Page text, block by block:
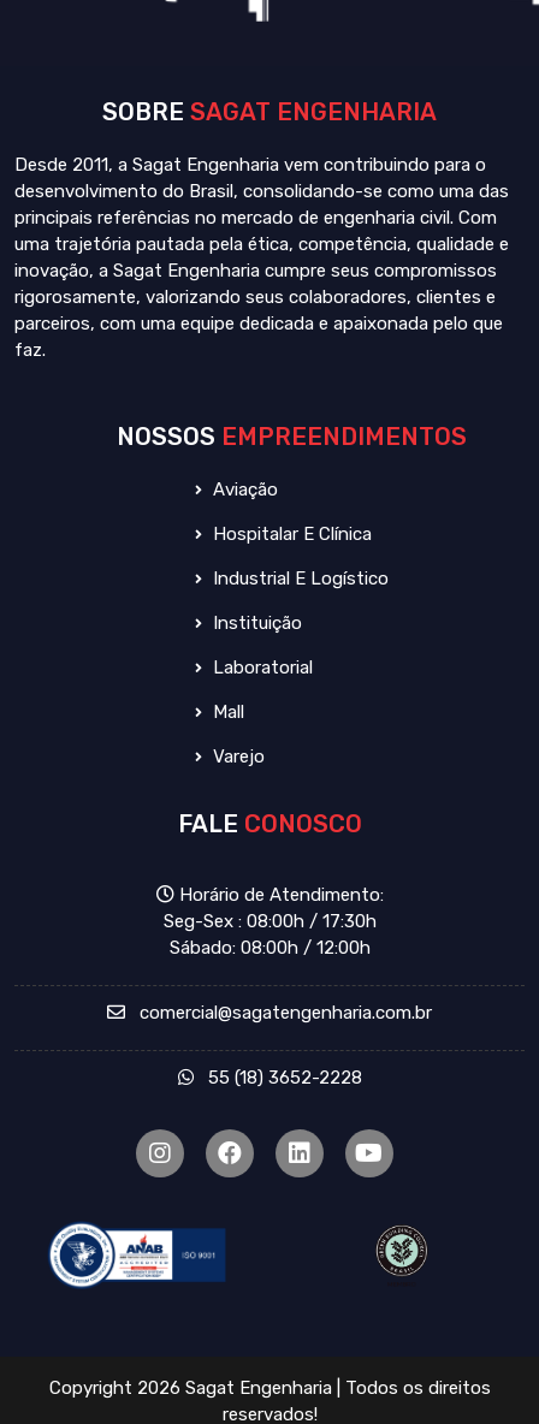
SOBRE SAGAT ENGENHARIA
Desde 2011, a Sagat Engenharia vem contribuindo para o
desenvolvimento do Brasil, consolidando-se como uma das
principais referências no mercado de engenharia civil. Com
uma trajetória pautada pela ética, competência, qualidade e
inovação, a Sagat Engenharia cumpre seus compromissos
rigorosamente, valorizando seus colaboradores, clientes e
parceiros, com uma equipe dedicada e apaixonada pelo que
faz.
NOSSOS EMPREENDIMENTOS
Aviação
Hospitalar E Clínica
Industrial E Logístico
Instituição
Laboratorial
Mall
Varejo
FALE CONOSCO
Horário de Atendimento:
Seg-Sex : 08:00h / 17:30h
Sábado: 08:00h / 12:00h
comercial@sagatengenharia.com.br
55 (18) 3652-2228
Copyright 2026 Sagat Engenharia | Todos os direitos
reservados!